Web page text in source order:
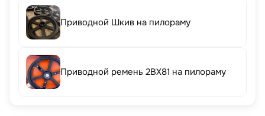
Приводной Шкив на пилораму
Приводной ремень 2BX81 на пилораму